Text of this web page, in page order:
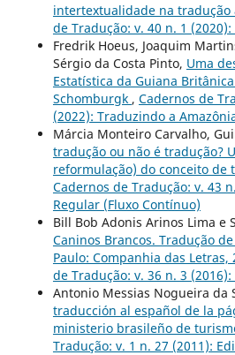
intertextualidade na tradução
de Tradução: v. 40 n. 1
Fredrik Hoeus, Joaquim
Sérgio da Costa Pinto, Uma
Estatística da Guiana
Schomburgk , Cadernos de
(2022): Traduzindo a
Márcia Monteiro Carvalho,
tradução ou não é tradução?
reformulação) do conceito
Cadernos de Tradução: v. 43
Regular (Fluxo Contínuo)
Bill Bob Adonis Arinos Lima e
Caninos Brancos. Tradução
Paulo: Companhia das Letras,
de Tradução: v. 36 n. 3
Antonio Messias Nogueira da
traducción al español de la
ministerio brasileño de
Tradução: v. 1 n. 27 (2011):